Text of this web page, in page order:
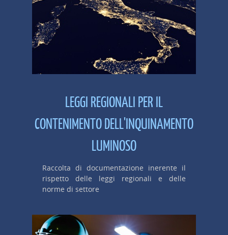
LEGGI REGIONALI PER IL
CONTENIMENTO DELL'INQUINAMENTO
LUMINOSO
Raccolta di documentazione inerente il
rispetto delle leggi regionali e delle
norme di settore